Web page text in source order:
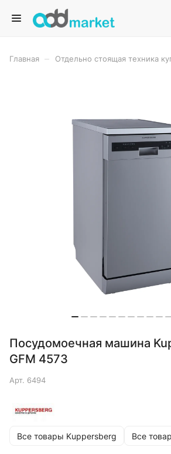
Главная Отдельно стоящая техника
Посудомоечная машина
GFM 4573
Арт. 6494
Все товары Kuppersberg Все